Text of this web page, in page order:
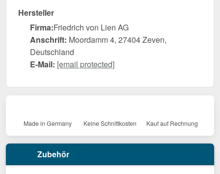
Hersteller
Firma:Friedrich von Lien AG
Anschrift: Moordamm 4, 27404 Zeven,
Deutschland
E-Mail: [email protected]
Made in Germany Keine Schnittkosten Kauf auf Rechnung
Zubehör